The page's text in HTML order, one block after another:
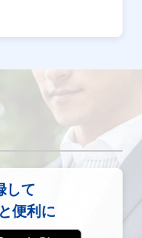
して
便利に